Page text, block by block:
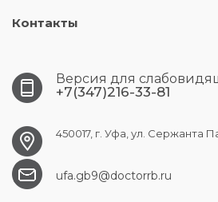
Контакты
Версия для
+7(347)216-33-81
450017, г. Уфа, ул. Сержанта
ufa.gb9@doctorrb.ru